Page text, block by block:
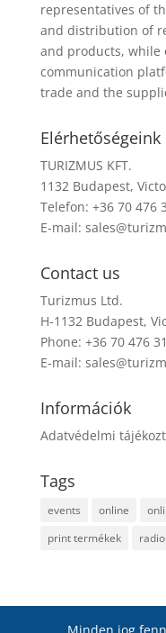
representatives of
and distribution of
and products, while
communication
trade and the
Elérhetőségeink
TURIZMUS KFT.
1132 Budapest,
Telefon: +36 70 476
E-mail:
Contact us
Turizmus Ltd.
H-1132 Budapest,
Phone: +36 70 476
E-mail:
Információk
Adatvédelmi
Tags
events online
print termékek
radio